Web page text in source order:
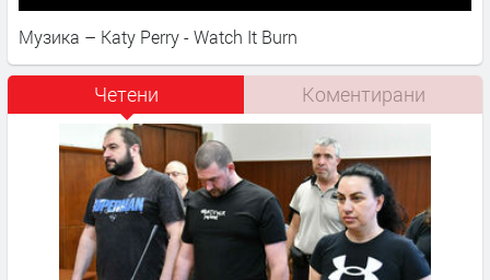
Музика – Katy Perry - Watch It Burn
Четени Коментирани